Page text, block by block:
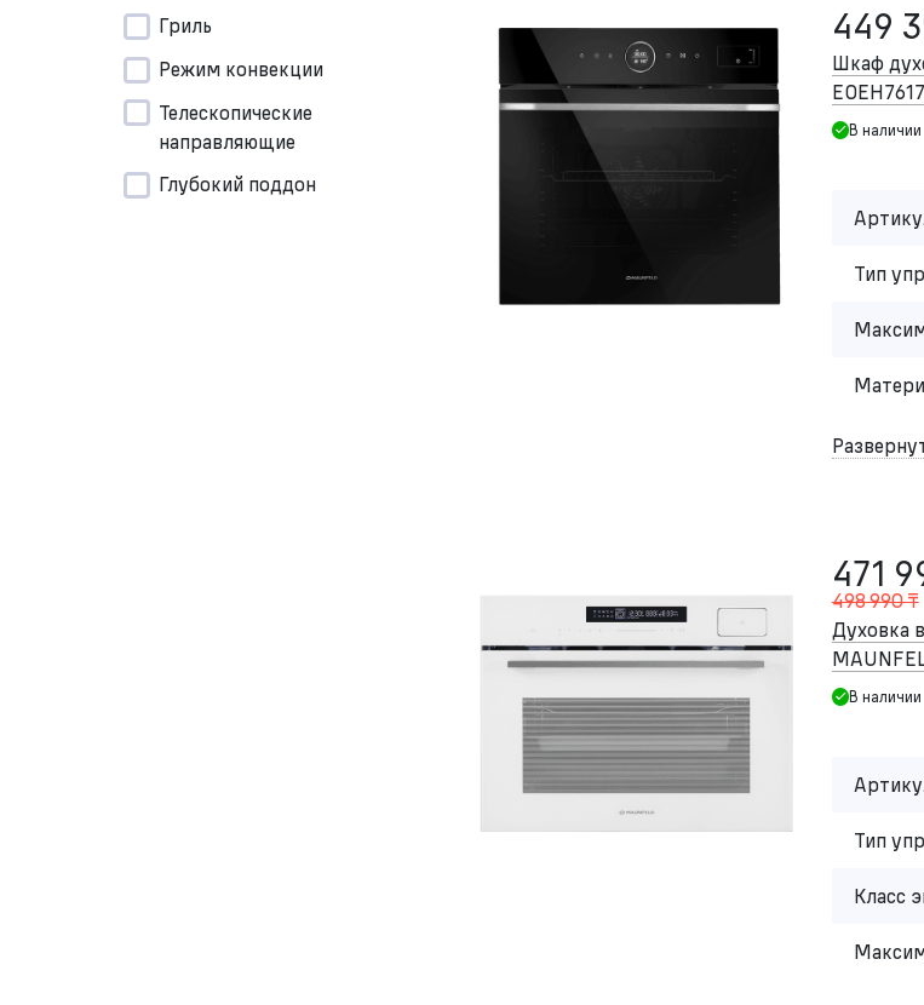
Гриль
Режим конвекции
Телескопические
направляющие
Глубокий поддон
449
Шкаф
В наличии
Тип
471
498 990 ₸
Духовка
В наличии
Тип
Класс